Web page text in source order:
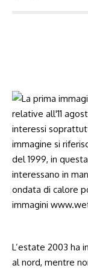
L’estate 2003 ha
al nord, mentre